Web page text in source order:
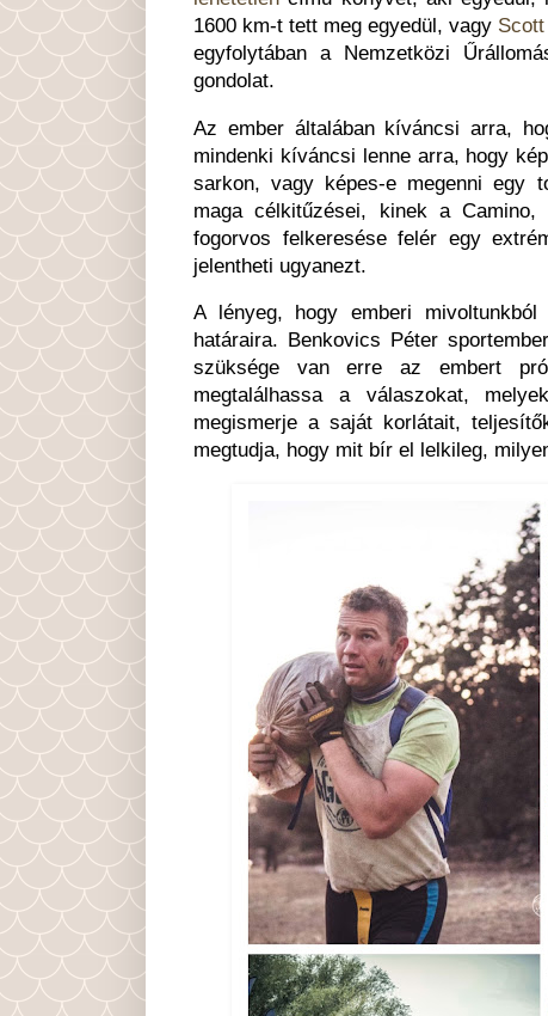
1600 km-t tett meg egyedül, vagy
egyfolytában a Nemzetközi
gondolat.
Az ember általában kíváncsi arra,
mindenki kíváncsi lenne arra, hogy
sarkon, vagy képes-e megenni egy
maga célkitűzései, kinek a
fogorvos felkeresése felér egy
jelentheti ugyanezt.
A lényeg, hogy emberi mivoltunkból
határaira. Benkovics Péter
szüksége van erre az embert
megtalálhassa a válaszokat,
megismerje a saját korlátait,
megtudja, hogy mit bír el lelkileg,